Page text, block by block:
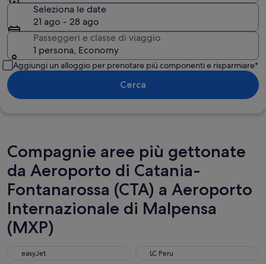
Seleziona le date
21 ago - 28 ago
Passeggeri e classe di viaggio
1 persona, Economy
Aggiungi un alloggio per prenotare più componenti e risparmiare*
Cerca
Compagnie aree più gettonate
da Aeroporto di Catania-
Fontanarossa (CTA) a Aeroporto
Internazionale di Malpensa
(MXP)
easyJet
easyJet LC Peru
LC Peru